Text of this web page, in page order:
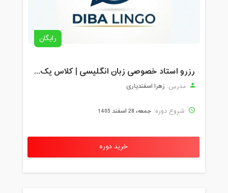
رایگان
رزرو استاد خصوصی زبان انگلیسی | کلاس یک‌نفره با زهرا اسفندیاری + مشاوره رایگان
مدرس: زهرا اسفندیاری
شروع دوره: جمعه، 28 اسفند 1405
خرید دوره